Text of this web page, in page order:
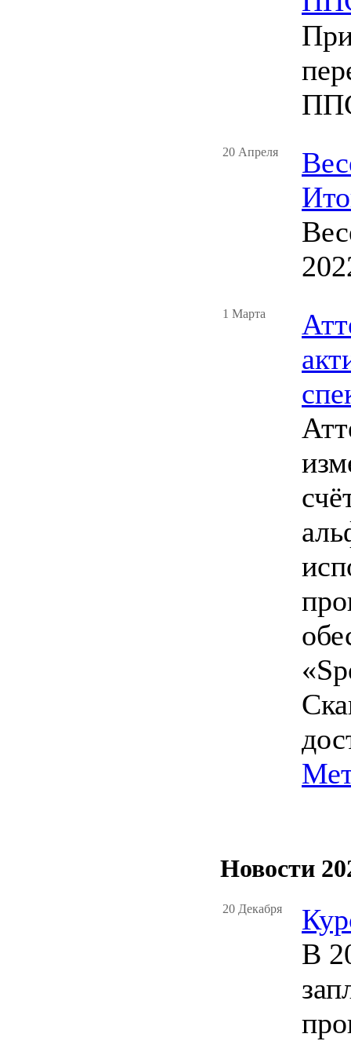
20 Апреля
1 Марта
Новости
20 Декабря
В